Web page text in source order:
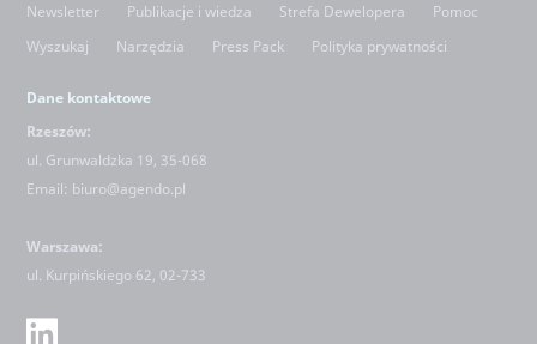
Newsletter
Publikacje i wiedza Strefa Dewelopera
Pomoc
Wyszukaj
Narzędzia Press Pack Polityka prywatności
Dane kontaktowe
Rzeszów:
ul. Grunwaldzka 19, 35-068
Email: biuro@agendo.pl
Warszawa:
ul. Kurpińskiego 62, 02-733